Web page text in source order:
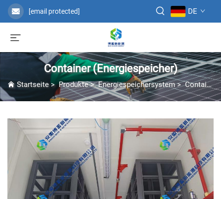
[email protected] DE
Container (Energiespeicher)
Startseite>Produkte>Energiespeichersystem>Container (Energiespeicher)